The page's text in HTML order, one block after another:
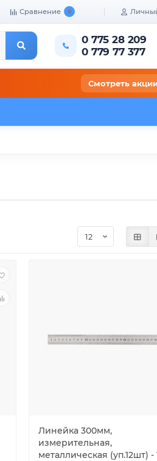
Сравнение 0
0 775 28 209
0 779 77 377
Смотреть
Линейка 300мм,
измерительная,
металлическая (уп.12шт)